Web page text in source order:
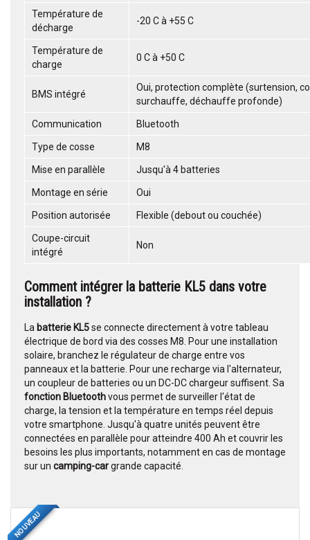
Température de
décharge
-20 C à +55 C
Température de
charge
0 C à +50 C
BMS intégré
Oui, protection complète (surtension,
surchauffe, déchauffe profonde)
Communication Bluetooth
Type de cosse M8
Mise en parallèle Jusqu'à 4 batteries
Montage en série Oui
Position autorisée Flexible (debout ou couchée)
Coupe-circuit
intégré
Non
Comment intégrer la batterie KL5 dans votre
installation ?
La batterie KL5se connecte directement à votre tableau
électrique de bord via des cosses M8. Pour une installation
solaire, branchez le régulateur de charge entre vos
panneaux et la batterie. Pour une recharge via l'alternateur,
un coupleur de batteries ou un DC-DC chargeur suffisent. Sa
fonction Bluetoothvous permet de surveiller l'état de
charge, la tension et la température en temps réel depuis
votre smartphone. Jusqu'à quatre unités peuvent être
connectées en parallèle pour atteindre 400 Ah et couvrir les
besoins les plus importants, notamment en cas de montage
sur un camping-cargrande capacité.
NOUVEAU